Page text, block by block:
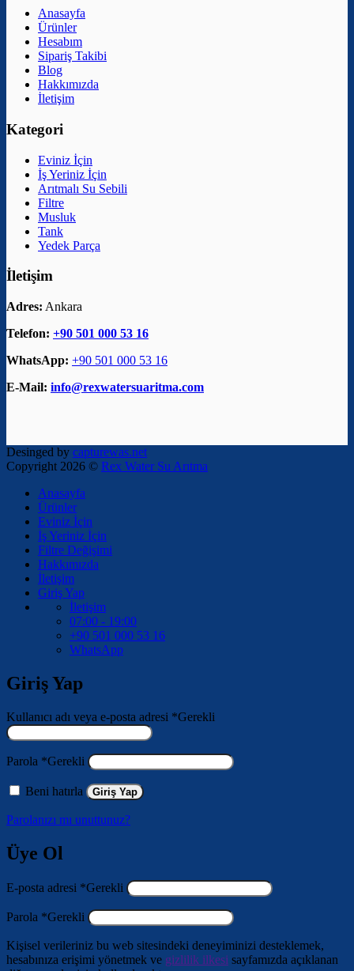
Anasayfa
Ürünler
Hesabım
Sipariş Takibi
Blog
Hakkımızda
İletişim
Kategori
Eviniz İçin
İş Yeriniz İçin
Arıtmalı Su Sebili
Filtre
Musluk
Tank
Yedek Parça
İletişim
Adres: Ankara
Telefon: +90 501 000 53 16
WhatsApp: +90 501 000 53 16
E-Mail: info@rexwatersuaritma.com
Desinged by capturewas.net
Copyright 2026 © Rex Water Su Arıtma
Anasayfa
Ürünler
Eviniz İçin
İş Yeriniz İçin
Filtre Değişimi
Hakkımızda
İletişim
Giriş Yap
İletişim
07:00 - 19:00
+90 501 000 53 16
WhatsApp
Giriş Yap
Kullanıcı adı veya e-posta adresi *Gerekli
Parola *Gerekli
Beni hatırla Giriş Yap
Parolanızı mı unuttunuz?
Üye Ol
E-posta adresi *Gerekli
Parola *Gerekli
Kişisel verileriniz bu web sitesindeki deneyiminizi desteklemek,
hesabınıza erişimi yönetmek ve gizlilik ilkesi sayfamızda açıklanan